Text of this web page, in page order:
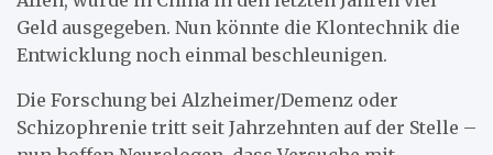
Geld ausgegeben. Nun könnte die Klontechnik die
Entwicklung noch einmal beschleunigen.
Die Forschung bei Alzheimer/Demenz oder
Schizophrenie tritt seit Jahrzehnten auf der Stelle –